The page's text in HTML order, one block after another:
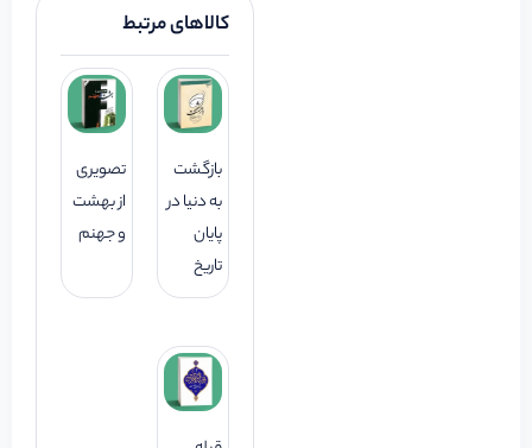
کالاهای مرتبط
بازگشت
به دنیا در
پایان
تاریخ
تصویری
از بهشت
و جهنم